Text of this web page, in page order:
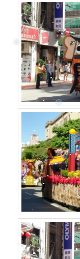
❄
❆
❆